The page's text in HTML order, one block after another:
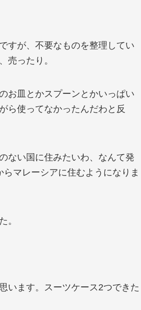
すが、不要なものを整理してい
売ったり。
お皿とかスプーンとかいっぱい
ら使ってなかったんだわと反
ない国に住みたいわ、なんて発
マレーシアに住むようになりま
。
います。スーツケース2つできた